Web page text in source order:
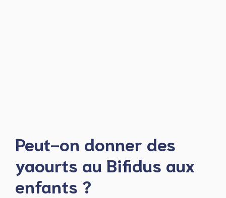
Peut-on donner des
yaourts au Bifidus aux
enfants ?